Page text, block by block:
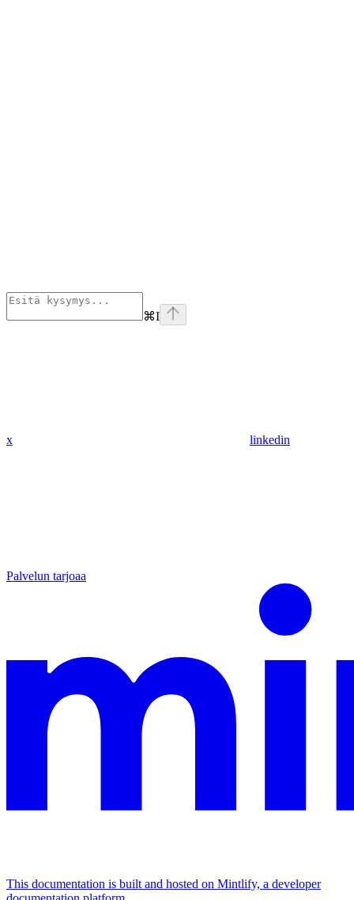
⌘I
x linkedin
Palvelun tarjoaa
This documentation is built and hosted on Mintlify, a developer